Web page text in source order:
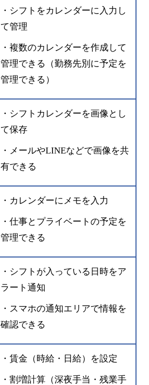
・シフトをカレンダーに入力し
て管理
・複数のカレンダーを作成して
管理できる（勤務先別に予定を
管理できる）
・シフトカレンダーを画像とし
て保存
・メールやLINEなどで画像を共
有できる
・カレンダーにメモを入力
・仕事とプライベートの予定を
管理できる
・シフトが入っている日時をア
ラート通知
・スマホの通知エリアで情報を
確認できる
・賃金（時給・日給）を設定
・割増計算（深夜手当・残業手